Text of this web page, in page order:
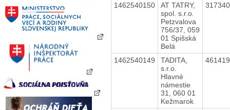
1462540150
AT TATRY,
spol. s.r.o.
Petzvalova
756/37, 059
01 Spišská
Belá
1462540149
TADITA,
s.r.o.
Hlavné
námestie
31, 060 01
Kežmarok